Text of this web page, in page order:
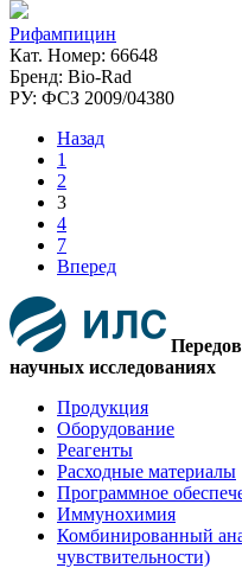
Рифампицин
Кат. Номер: 66648
Бренд: Bio-Rad
РУ: ФСЗ 2009/04380
Назад
1
2
3
4
7
Вперед
научных исследованиях
Продукция
Оборудование
Реагенты
Расходные материалы
Программное
Иммунохимия
Комбинированный
чувствительности)